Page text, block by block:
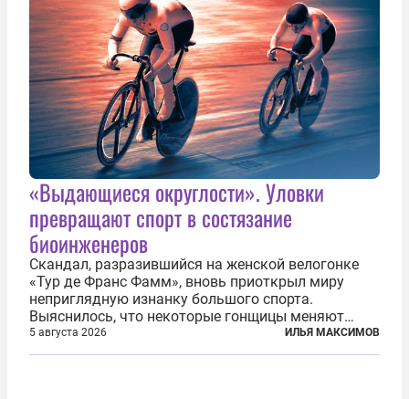
«Выдающиеся округлости». Уловки
превращают спорт в состязание
биоинженеров
Скандал, разразившийся на женской велогонке
«Тур де Франс Фамм», вновь приоткрыл миру
неприглядную изнанку большого спорта.
Выяснилось, что некоторые гонщицы меняют
размер груди ради улучшения аэродинамики. За
фасадом труда, мастерства, упорства и
5 августа 2026 ИЛЬЯ МАКСИМОВ